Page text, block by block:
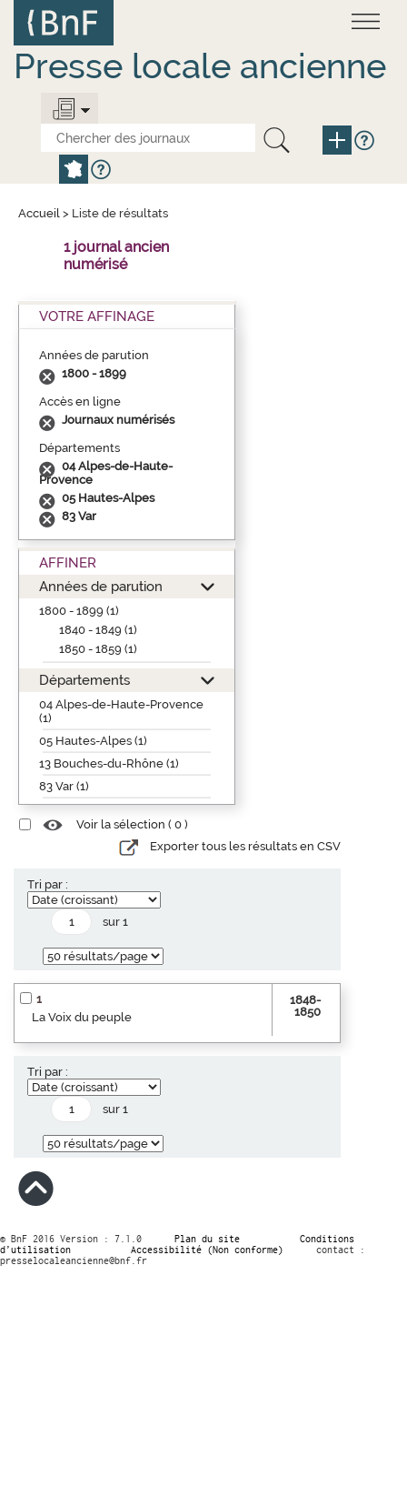
contenu
principal
Presse locale ancienne
Accueil > Liste de résultats
1 journal ancien
numérisé
VOTRE AFFINAGE
Années de parution
1800 - 1899
Accès en ligne
Journaux numérisés
Départements
04 Alpes-de-Haute-
Provence
05 Hautes-Alpes
83 Var
AFFINER
Années de parution
1800 - 1899 (1)
1840 - 1849 (1)
1850 - 1859 (1)
Départements
04 Alpes-de-Haute-Provence
(1)
05 Hautes-Alpes (1)
13 Bouches-du-Rhône (1)
83 Var (1)
Voir la sélection ( 0 )
Exporter tous les résultats en CSV
Tri par :
sur 1
1
La Voix du peuple
1848-
1850
Tri par :
sur 1
© BnF 2016 Version : 7.1.0 Plan du site
Conditions
d’utilisation
Accessibilité (Non conforme)
contact :
presselocaleancienne@bnf.fr
Panneau de gestion des cookies